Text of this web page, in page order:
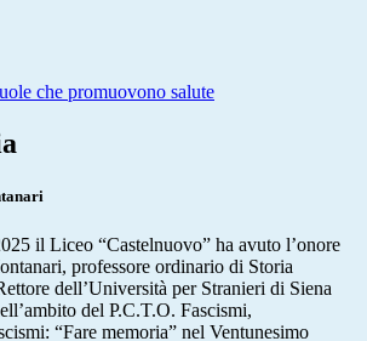
che promuovono salute
il Liceo “Castelnuovo” ha avuto l’onore
professore ordinario di Storia
dell’Università per Stranieri di Siena
del P.C.T.O. Fascismi,
“Fare memoria” nel Ventunesimo